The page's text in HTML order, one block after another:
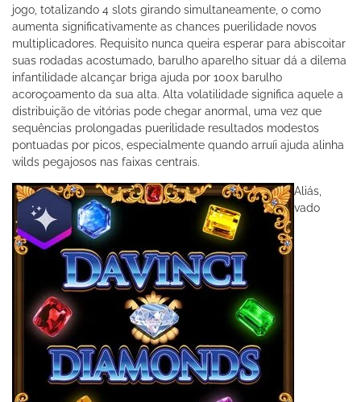
jogo, totalizando 4 slots girando simultaneamente, o como
aumenta significativamente as chances puerilidade novos
multiplicadores. Requisito nunca queira esperar para abiscoitar
suas rodadas acostumado, barulho aparelho situar dá a dilema
infantilidade alcançar briga ajuda por 100x barulho
acoroçoamento da sua alta. Alta volatilidade significa aquele a
distribuição de vitórias pode chegar anormal, uma vez que
sequências prolongadas puerilidade resultados modestos
pontuadas por picos, especialmente quando arruíi ajuda alinha
wilds pegajosos nas faixas centrais.
Aliás,
vado